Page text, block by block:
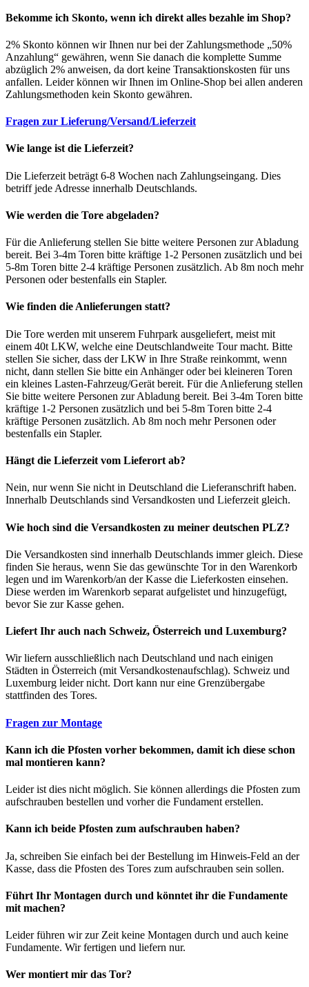
Bekomme ich Skonto, wenn ich direkt alles bezahle im Shop?
2% Skonto können wir Ihnen nur bei der Zahlungsmethode „50%
Anzahlung“ gewähren, wenn Sie danach die komplette Summe
abzüglich 2% anweisen, da dort keine Transaktionskosten für uns
anfallen. Leider können wir Ihnen im Online-Shop bei allen anderen
Zahlungsmethoden kein Skonto gewähren.
Fragen zur Lieferung/Versand/Lieferzeit
Wie lange ist die Lieferzeit?
Die Lieferzeit beträgt 6-8 Wochen nach Zahlungseingang. Dies
betriff jede Adresse innerhalb Deutschlands.
Wie werden die Tore abgeladen?
Für die Anlieferung stellen Sie bitte weitere Personen zur Abladung
bereit. Bei 3-4m Toren bitte kräftige 1-2 Personen zusätzlich und bei
5-8m Toren bitte 2-4 kräftige Personen zusätzlich. Ab 8m noch mehr
Personen oder bestenfalls ein Stapler.
Wie finden die Anlieferungen statt?
Die Tore werden mit unserem Fuhrpark ausgeliefert, meist mit
einem 40t LKW, welche eine Deutschlandweite Tour macht. Bitte
stellen Sie sicher, dass der LKW in Ihre Straße reinkommt, wenn
nicht, dann stellen Sie bitte ein Anhänger oder bei kleineren Toren
ein kleines Lasten-Fahrzeug/Gerät bereit. Für die Anlieferung stellen
Sie bitte weitere Personen zur Abladung bereit. Bei 3-4m Toren bitte
kräftige 1-2 Personen zusätzlich und bei 5-8m Toren bitte 2-4
kräftige Personen zusätzlich. Ab 8m noch mehr Personen oder
bestenfalls ein Stapler.
Hängt die Lieferzeit vom Lieferort ab?
Nein, nur wenn Sie nicht in Deutschland die Lieferanschrift haben.
Innerhalb Deutschlands sind Versandkosten und Lieferzeit gleich.
Wie hoch sind die Versandkosten zu meiner deutschen PLZ?
Die Versandkosten sind innerhalb Deutschlands immer gleich. Diese
finden Sie heraus, wenn Sie das gewünschte Tor in den Warenkorb
legen und im Warenkorb/an der Kasse die Lieferkosten einsehen.
Diese werden im Warenkorb separat aufgelistet und hinzugefügt,
bevor Sie zur Kasse gehen.
Liefert Ihr auch nach Schweiz, Österreich und Luxemburg?
Wir liefern ausschließlich nach Deutschland und nach einigen
Städten in Österreich (mit Versandkostenaufschlag). Schweiz und
Luxemburg leider nicht. Dort kann nur eine Grenzübergabe
stattfinden des Tores.
Fragen zur Montage
Kann ich die Pfosten vorher bekommen, damit ich diese schon
mal montieren kann?
Leider ist dies nicht möglich. Sie können allerdings die Pfosten zum
aufschrauben bestellen und vorher die Fundament erstellen.
Kann ich beide Pfosten zum aufschrauben haben?
Ja, schreiben Sie einfach bei der Bestellung im Hinweis-Feld an der
Kasse, dass die Pfosten des Tores zum aufschrauben sein sollen.
Führt Ihr Montagen durch und könntet ihr die Fundamente
mit machen?
Leider führen wir zur Zeit keine Montagen durch und auch keine
Fundamente. Wir fertigen und liefern nur.
Wer montiert mir das Tor?